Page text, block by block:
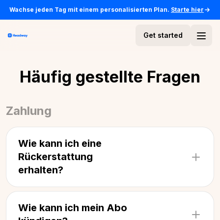
Wachse jeden Tag mit einem personalisierten Plan. Starte hier
Get started
Häufig gestellte Fragen
Zahlung
Wie kann ich eine
Rückerstattung
erhalten?
den untenstehenden Anweisungen.
Wenn du dein Abo über den
Wie kann ich mein Abo